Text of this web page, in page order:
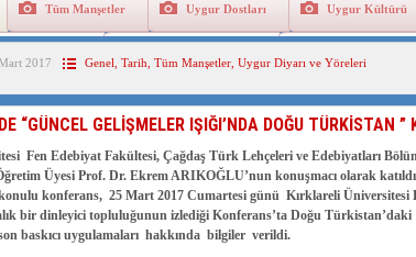
İŞGALCİ ÇİN’DEN “FETİHLER SULTANI MEHMET”DİZİSİNE
SAADET PARTİSİ İLÇE BAŞKANI : TEMMUZ AYI,DOĞU
Tüm Manşetler Uygur Dostları Uygur Kültürü
ve Cenaze
2017 Genel Tarih Tüm Manşetler, Uygur Diyarı ve Yöreleri
“GÜNCEL GELİŞMELER IŞIĞI’NDA DOĞU TÜRKİSTAN ”
Fen Edebiyat Fakültesi, Çağdaş Türk Lehçeleri ve Edebiyatları
Üyesi Prof. Dr. Ekrem ARIKOĞLU’nun konuşmacı olarak
konferans, 25 Mart 2017 Cumartesi günü Kırklareli
bir dinleyici topluluğunun izlediği Konferans’ta Doğu Türkistan’daki
baskıcı uygulamaları hakkında bilgiler verildi.